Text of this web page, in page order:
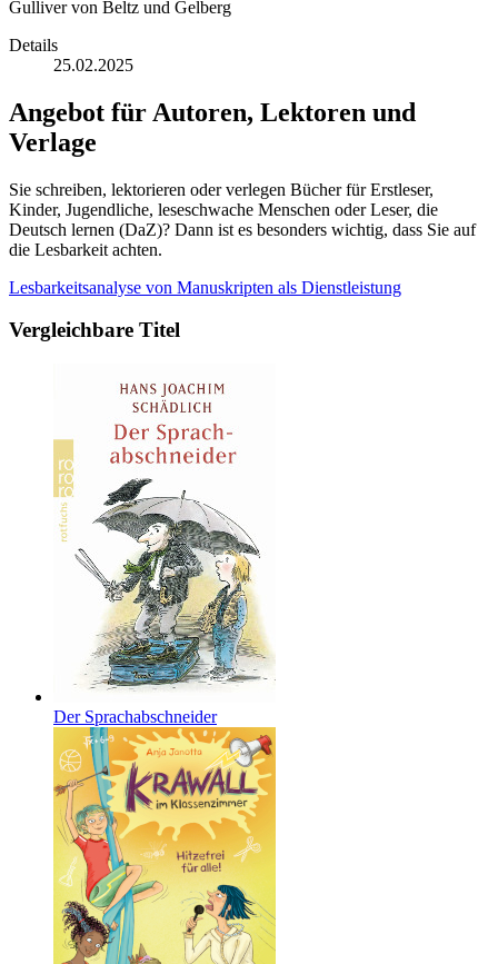
Gulliver von Beltz und Gelberg
Details
25.02.2025
Angebot für Autoren, Lektoren und
Verlage
Sie schreiben, lektorieren oder verlegen Bücher für Erstleser,
Kinder, Jugendliche, leseschwache Menschen oder Leser, die
Deutsch lernen (DaZ)? Dann ist es besonders wichtig, dass Sie auf
die Lesbarkeit achten.
Lesbarkeitsanalyse von Manuskripten als Dienstleistung
Vergleichbare Titel
Der Sprachabschneider